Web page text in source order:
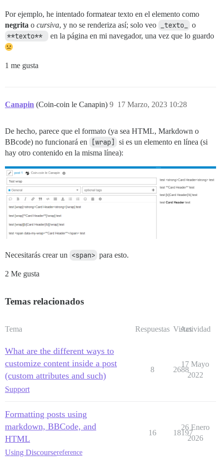
Por ejemplo, he intentado formatear texto en el elemento como
negrita o cursiva, y no se renderiza así; solo veo _texto_ o
**texto** en la página en mi navegador, una vez que lo guardo
1 me gusta
Canapin (Coin-coin le Canapin) 17 Marzo, 2023 10:28
9
De hecho, parece que el formato (ya sea HTML, Markdown o
BBcode) no funcionará en
[wrap]
si es un elemento en línea (si
hay otro contenido en la misma línea):
Necesitarás crear un <span> para esto.
2 Me gusta
Temas relacionados
Tema Respuestas Vistas
Actividad
What are the different ways to
customize content inside a post
(custom attributes and such)
Support
8 2688
17 Mayo
2022
Formatting posts using
markdown, BBCode, and
HTML
Using Discoursereference
16 18197
26 Enero
2026